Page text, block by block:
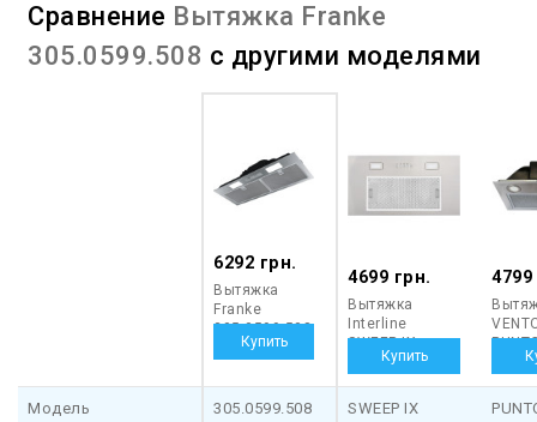
Сравнение Вытяжка Franke
305.0599.508 с другими моделями
6292 грн.
Вытяжка
Franke
305.0599.508
4699 грн.
Вытяжка
Interline
SWEEP IX
A/60/PB
(900)
Модель 305.0599.508
SWEEP IX